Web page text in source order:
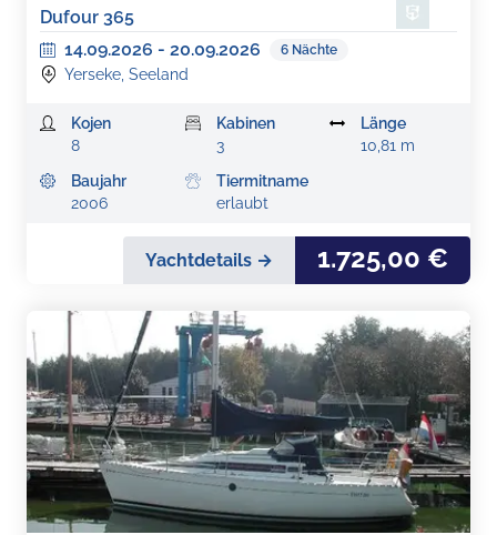
Dufour 365
14.09.2026 - 20.09.2026 6 Nächte
Yerseke, Seeland
Kojen
8
Kabinen
3
Länge
10,81 m
Baujahr
2006
Tiermitname
erlaubt
Yachtdetails → 1.725,00 €